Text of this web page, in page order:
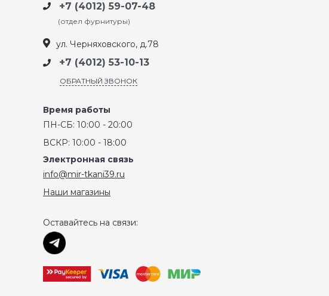
+7 (4012) 59-07-48
(отдел фурнитуры)
ул. Черняховского, д.78
+7 (4012) 53-10-13
ОБРАТНЫЙ ЗВОНОК
Время работы
ПН-СБ: 10:00 - 20:00
ВСКР: 10:00 - 18:00
Электронная связь
info@mir-tkani39.ru
Наши магазины
Оставайтесь на связи: